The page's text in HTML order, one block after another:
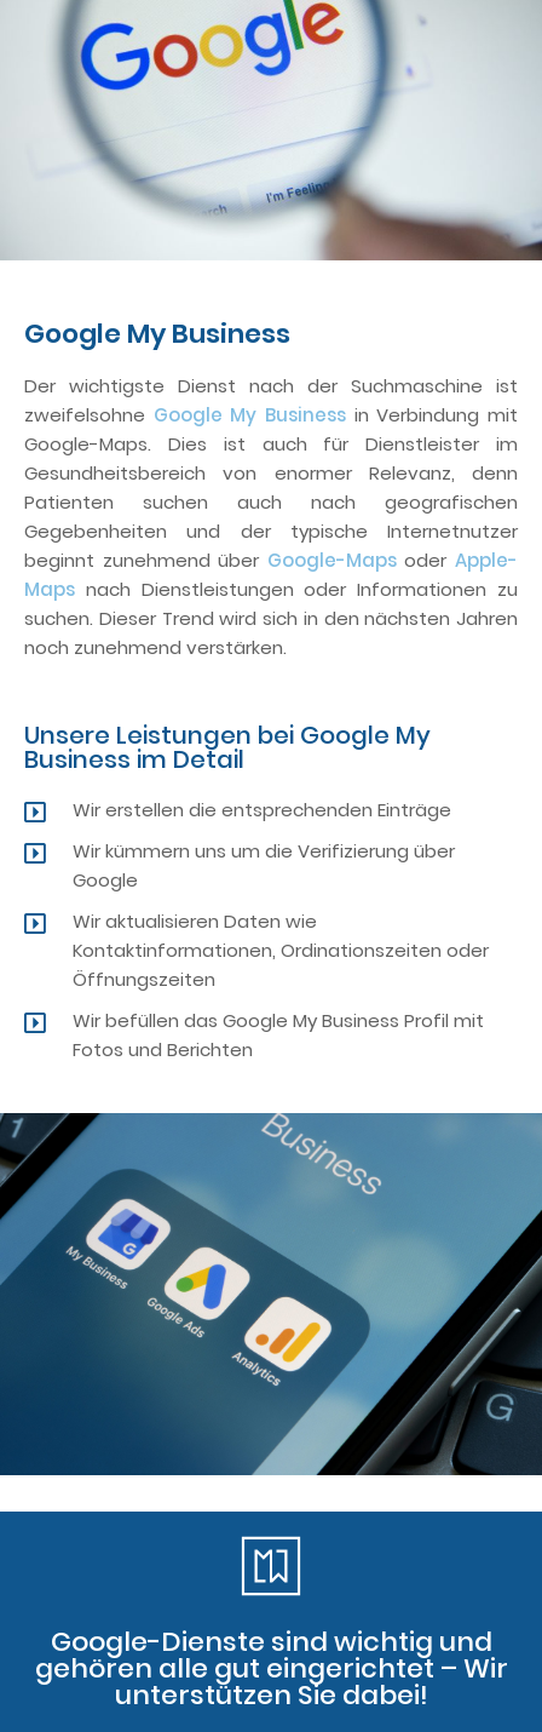
Google My Business
Der wichtigste Dienst nach der Suchmaschine ist
zweifelsohne Google My Business in Verbindung mit
Google-Maps. Dies ist auch für Dienstleister im
Gesundheitsbereich von enormer Relevanz, denn
Patienten suchen auch nach geografischen
Gegebenheiten und der typische Internetnutzer
beginnt zunehmend über Google-MapsoderApple-
Maps nach Dienstleistungen oder Informationen zu
suchen. Dieser Trend wird sich in den nächsten Jahren
noch zunehmend verstärken.
Unsere Leistungen bei Google My
Business im Detail
Wir erstellen die entsprechenden Einträge
Wir kümmern uns um die Verifizierung über
Google
Wir aktualisieren Daten wie
Kontaktinformationen, Ordinationszeiten oder
Öffnungszeiten
Wir befüllen das Google My Business Profil mit
Fotos und Berichten
Google-Dienste sind wichtig und
gehören alle gut eingerichtet – Wir
unterstützen Sie dabei!